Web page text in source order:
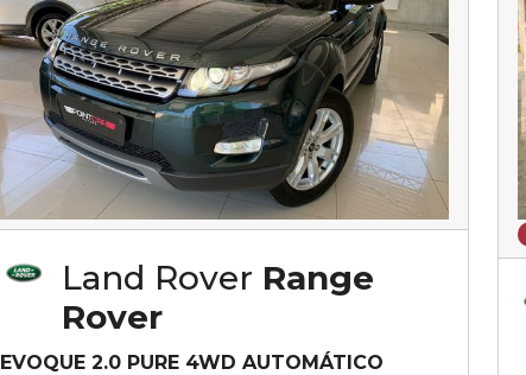
Land Rover Range
Rover
EVOQUE 2.0 PURE 4WD AUTOMÁTICO